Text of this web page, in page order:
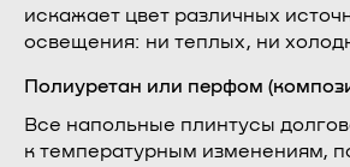
искажает цвет различных
освещения: ни теплых, ни
Полиуретан или перфом
Все напольные плинтусы
к температурным изменениям,